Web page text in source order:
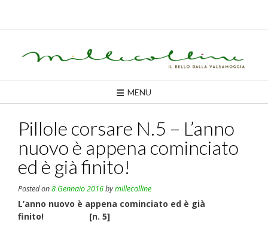
MENU
Pillole corsare N.5 – L’anno
nuovo è appena cominciato
ed è già finito!
Posted on8 Gennaio 2016bymillecolline
L’anno nuovo è appena cominciato ed è già
finito! [n. 5]